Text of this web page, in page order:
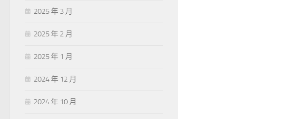
2025 年 3 月
2025 年 2 月
2025 年 1 月
2024 年 12 月
2024 年 10 月